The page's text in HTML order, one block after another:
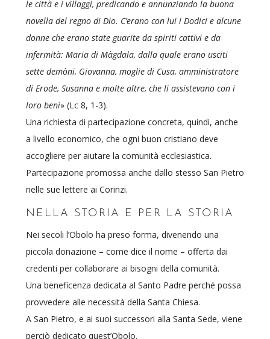
le città e i villaggi, predicando e annunziando la buona
novella del regno di Dio. C’erano con lui i Dodici e alcune
donne che erano state guarite da spiriti cattivi e da
infermità: Maria di Màgdala, dalla quale erano usciti
sette demòni, Giovanna, moglie di Cusa, amministratore
di Erode, Susanna e molte altre, che li assistevano con i
loro beni» (Lc 8, 1-3).
Una richiesta di partecipazione concreta, quindi, anche
a livello economico, che ogni buon cristiano deve
accogliere per aiutare la comunità ecclesiastica.
Partecipazione promossa anche dallo stesso San Pietro
nelle sue lettere ai Corinzi.
NELLA STORIA E PER LA STORIA
Nei secoli l’Obolo ha preso forma, divenendo una
piccola donazione – come dice il nome – offerta dai
credenti per collaborare ai bisogni della comunità.
Una beneficenza dedicata al Santo Padre perché possa
provvedere alle necessità della Santa Chiesa.
A San Pietro, e ai suoi successori alla Santa Sede, viene
perciò dedicato quest’Obolo.